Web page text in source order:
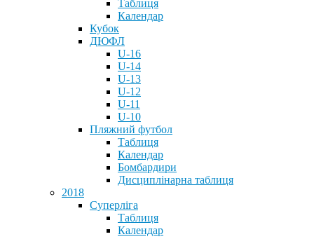
Таблиця
Календар
Кубок
ДЮФЛ
U-16
U-14
U-13
U-12
U-11
U-10
Пляжний футбол
Таблиця
Календар
Бомбардири
Дисциплінарна таблиця
2018
Суперліга
Таблиця
Календар